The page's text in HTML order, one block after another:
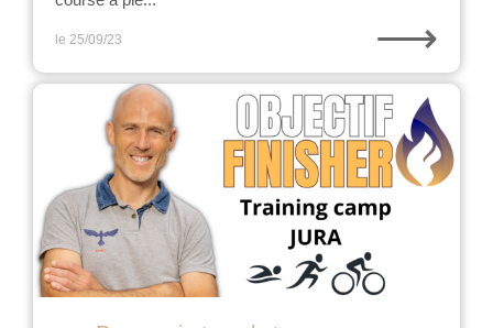
le 25/09/23 ⟶